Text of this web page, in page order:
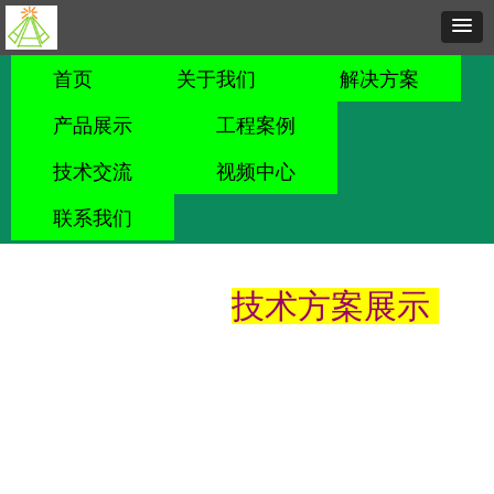
首页 关于我们 解决方案
产品展示 工程案例
技术交流 视频中心
联系我们
技术方案展示